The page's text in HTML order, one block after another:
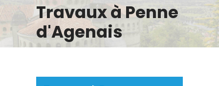
Travaux à Penne
d'Agenais